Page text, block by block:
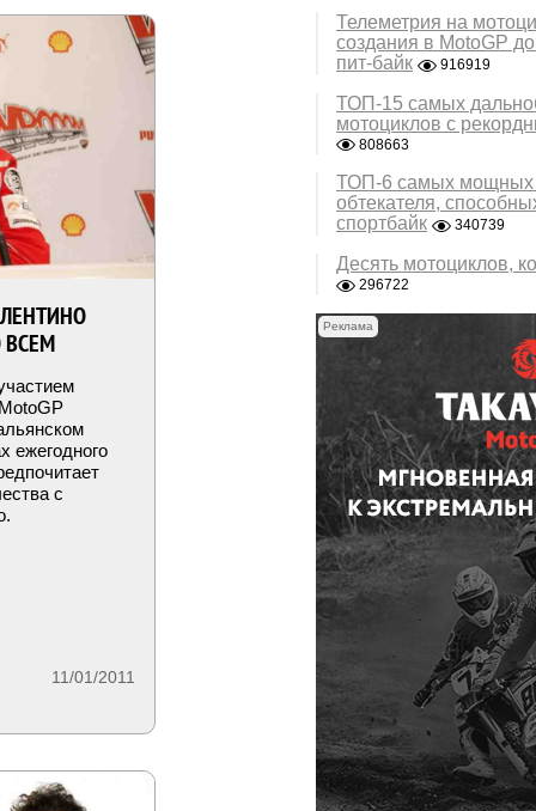
Телеметрия на
создания в MotoGP
пит-байк
916919
ТОП-15 самых
мотоциклов с
808663
ТОП-6 самых мощных
обтекателя,
спортбайк
340739
Десять мотоциклов,
296722
Реклама
ВСЕМ
ежегодного
с
11/01/2011